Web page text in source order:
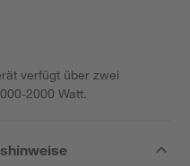
verfügt über zwei
2000 Watt.